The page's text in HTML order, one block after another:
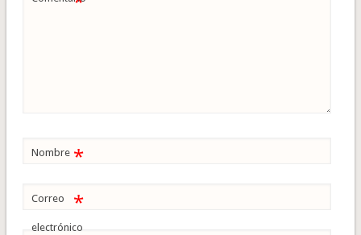
Nombre *
Correo
electrónico
*